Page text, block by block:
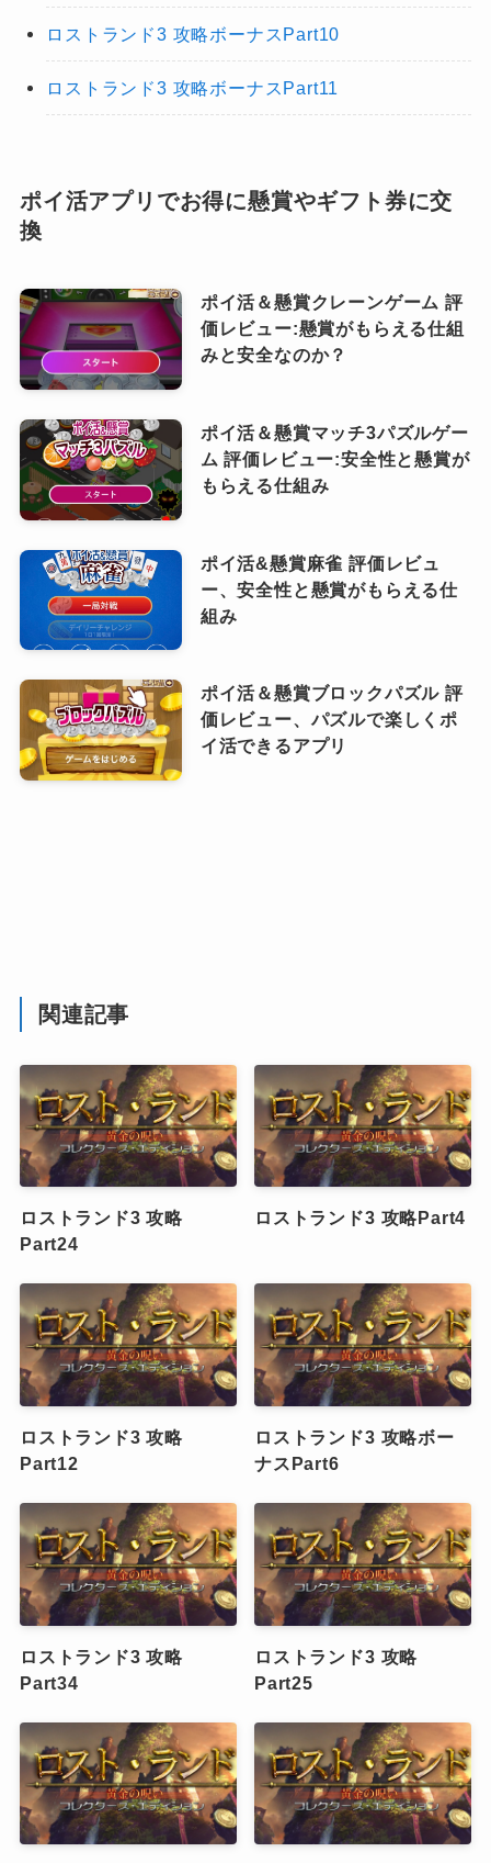
ロストランド3 攻略ボーナスPart10
ロストランド3 攻略ボーナスPart11
ポイ活アプリでお得に懸賞やギフト券に交
換
ポイ活＆懸賞クレーンゲーム 評
価レビュー:懸賞がもらえる仕組
みと安全なのか？
ポイ活＆懸賞マッチ3パズルゲー
ム 評価レビュー:安全性と懸賞が
もらえる仕組み
ポイ活&懸賞麻雀 評価レビュ
ー、安全性と懸賞がもらえる仕
組み
ポイ活＆懸賞ブロックパズル 評
価レビュー、パズルで楽しくポ
イ活できるアプリ
関連記事
ロストランド3 攻略
Part24
ロストランド3 攻略Part4
ロストランド3 攻略
Part12
ロストランド3 攻略ボー
ナスPart6
ロストランド3 攻略
Part34
ロストランド3 攻略
Part25